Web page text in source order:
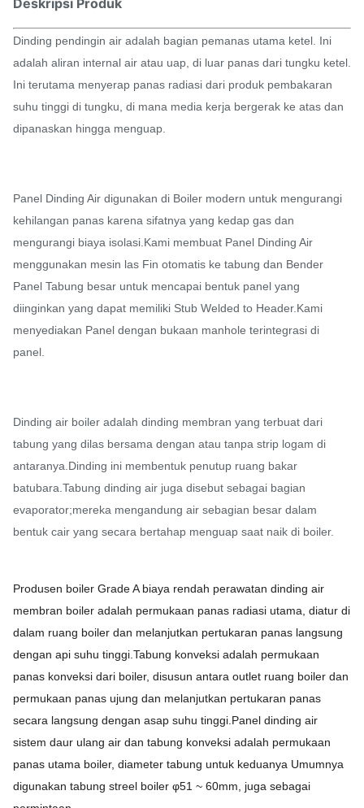
Deskripsi Produk
Dinding pendingin air adalah bagian pemanas utama ketel. Ini
adalah aliran internal air atau uap, di luar panas dari tungku ketel.
Ini terutama menyerap panas radiasi dari produk pembakaran
suhu tinggi di tungku, di mana media kerja bergerak ke atas dan
dipanaskan hingga menguap.
Panel Dinding Air digunakan di Boiler modern untuk mengurangi
kehilangan panas karena sifatnya yang kedap gas dan
mengurangi biaya isolasi.Kami membuat Panel Dinding Air
menggunakan mesin las Fin otomatis ke tabung dan Bender
Panel Tabung besar untuk mencapai bentuk panel yang
diinginkan yang dapat memiliki Stub Welded to Header.Kami
menyediakan Panel dengan bukaan manhole terintegrasi di
panel.
Dinding air boiler adalah dinding membran yang terbuat dari
tabung yang dilas bersama dengan atau tanpa strip logam di
antaranya.Dinding ini membentuk penutup ruang bakar
batubara.Tabung dinding air juga disebut sebagai bagian
evaporator;mereka mengandung air sebagian besar dalam
bentuk cair yang secara bertahap menguap saat naik di boiler.
Produsen boiler Grade A biaya rendah perawatan dinding air
membran boiler adalah permukaan panas radiasi utama, diatur di
dalam ruang boiler dan melanjutkan pertukaran panas langsung
dengan api suhu tinggi.Tabung konveksi adalah permukaan
panas konveksi dari boiler, disusun antara outlet ruang boiler dan
permukaan panas ujung dan melanjutkan pertukaran panas
secara langsung dengan asap suhu tinggi.Panel dinding air
sistem daur ulang air dan tabung konveksi adalah permukaan
panas utama boiler, diameter tabung untuk keduanya Umumnya
digunakan tabung streel boiler φ51 ~ 60mm, juga sebagai